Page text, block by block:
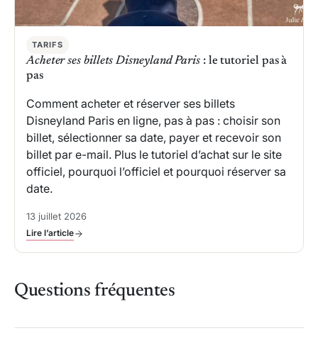
TARIFS
Acheter ses billets Disneyland Paris: le tutoriel pas à
pas
Comment acheter et réserver ses billets
Disneyland Paris en ligne, pas à pas : choisir son
billet, sélectionner sa date, payer et recevoir son
billet par e-mail. Plus le tutoriel d’achat sur le site
officiel, pourquoi l’officiel et pourquoi réserver sa
date.
13 juillet 2026
Lire l’article
Questions fréquentes